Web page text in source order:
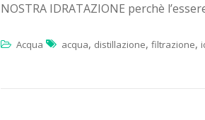
NOSTRA IDRATAZIONE perchè
Acqua acqua, distillazione, filtrazione,